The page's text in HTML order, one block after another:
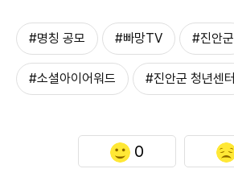
#명칭 공모 #빠망TV #진안군
#소셜아이어워드 #진안군 청년센터
0